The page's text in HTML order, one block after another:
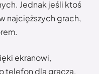
Jednak jeśli ktoś
najcięższych grach,
ekranowi,
telefon dla gracza,